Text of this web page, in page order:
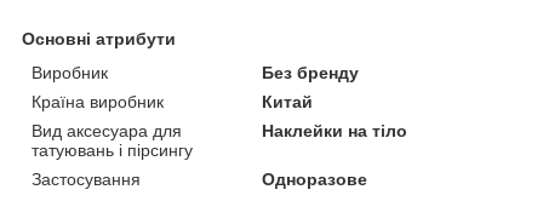
Основні атрибути
Виробник
Без бренду
Країна виробник
Китай
Вид аксесуара для
татуювань і пірсингу
Наклейки на тіло
Застосування
Одноразове